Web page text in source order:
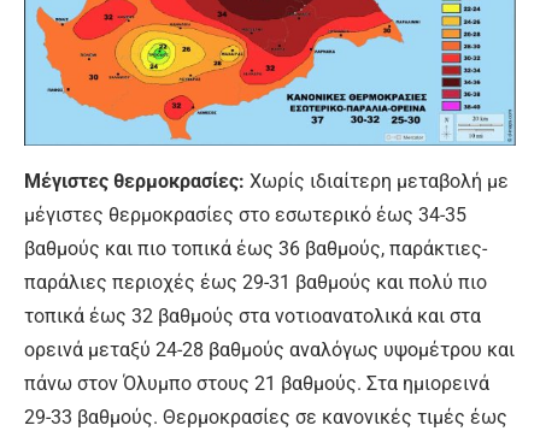
Μέγιστες θερμοκρασίες: Χωρίς ιδιαίτερη μεταβολή με
μέγιστες θερμοκρασίες στο εσωτερικό έως 34-35
βαθμούς και πιο τοπικά έως 36 βαθμούς, παράκτιες-
παράλιες περιοχές έως 29-31 βαθμούς και πολύ πιο
τοπικά έως 32 βαθμούς στα νοτιοανατολικά και στα
ορεινά μεταξύ 24-28 βαθμούς αναλόγως υψομέτρου και
πάνω στον Όλυμπο στους 21 βαθμούς. Στα ημιορεινά
29-33 βαθμούς. Θερμοκρασίες σε κανονικές τιμές έως